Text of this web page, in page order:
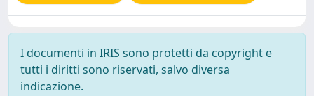
I documenti in IRIS sono protetti da copyright e
tutti i diritti sono riservati, salvo diversa
indicazione.